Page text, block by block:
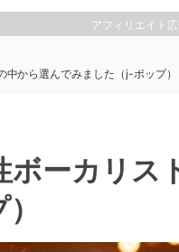
アフィリエイト
から選んでみました（j-ポップ）
ボーカリス